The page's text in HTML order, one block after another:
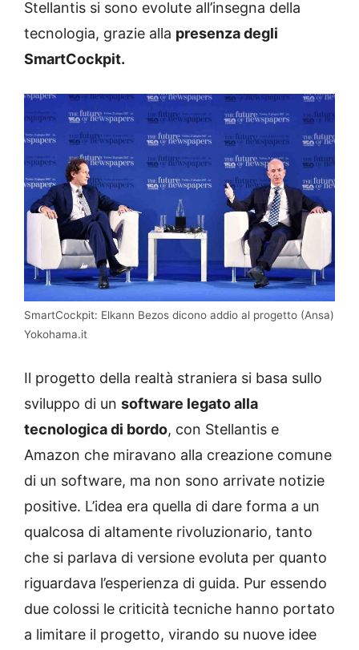
Stellantis si sono evolute all’insegna della
tecnologia, grazie alla presenza degli
SmartCockpit.
SmartCockpit: Elkann Bezos dicono addio al progetto (Ansa)
Yokohama.it
Il progetto della realtà straniera si basa sullo
sviluppo di un software legato alla
tecnologica di bordo, con Stellantis e
Amazon che miravano alla creazione comune
di un software, ma non sono arrivate notizie
positive. L’idea era quella di dare forma a un
qualcosa di altamente rivoluzionario, tanto
che si parlava di versione evoluta per quanto
riguardava l’esperienza di guida. Pur essendo
due colossi le criticità tecniche hanno portato
a limitare il progetto, virando su nuove idee